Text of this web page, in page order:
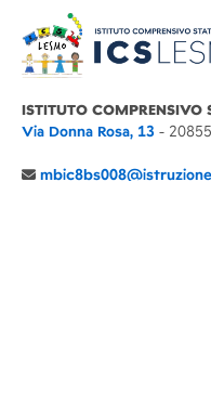
ISTITUTO COMPRENSIVO
Via Donna Rosa, 13 -